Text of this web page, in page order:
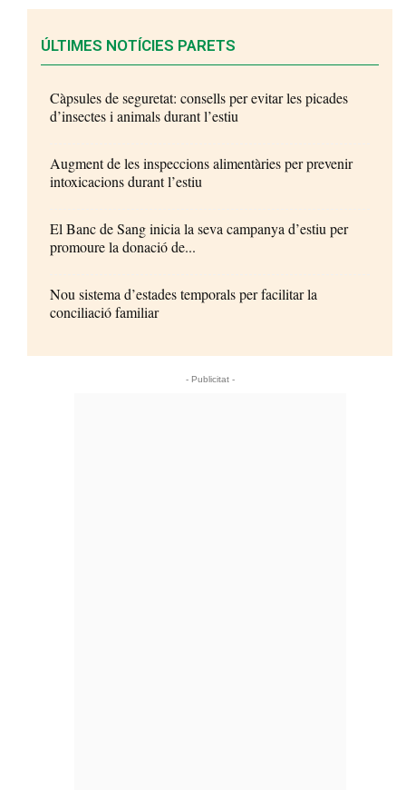
ÚLTIMES NOTÍCIES PARETS
Càpsules de seguretat: consells per evitar les picades
d’insectes i animals durant l’estiu
Augment de les inspeccions alimentàries per prevenir
intoxicacions durant l’estiu
El Banc de Sang inicia la seva campanya d’estiu per
promoure la donació de...
Nou sistema d’estades temporals per facilitar la
conciliació familiar
- Publicitat -